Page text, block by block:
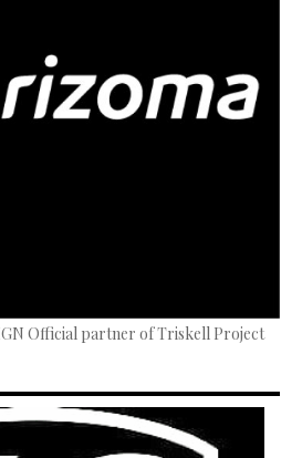
Official partner of Triskell Project